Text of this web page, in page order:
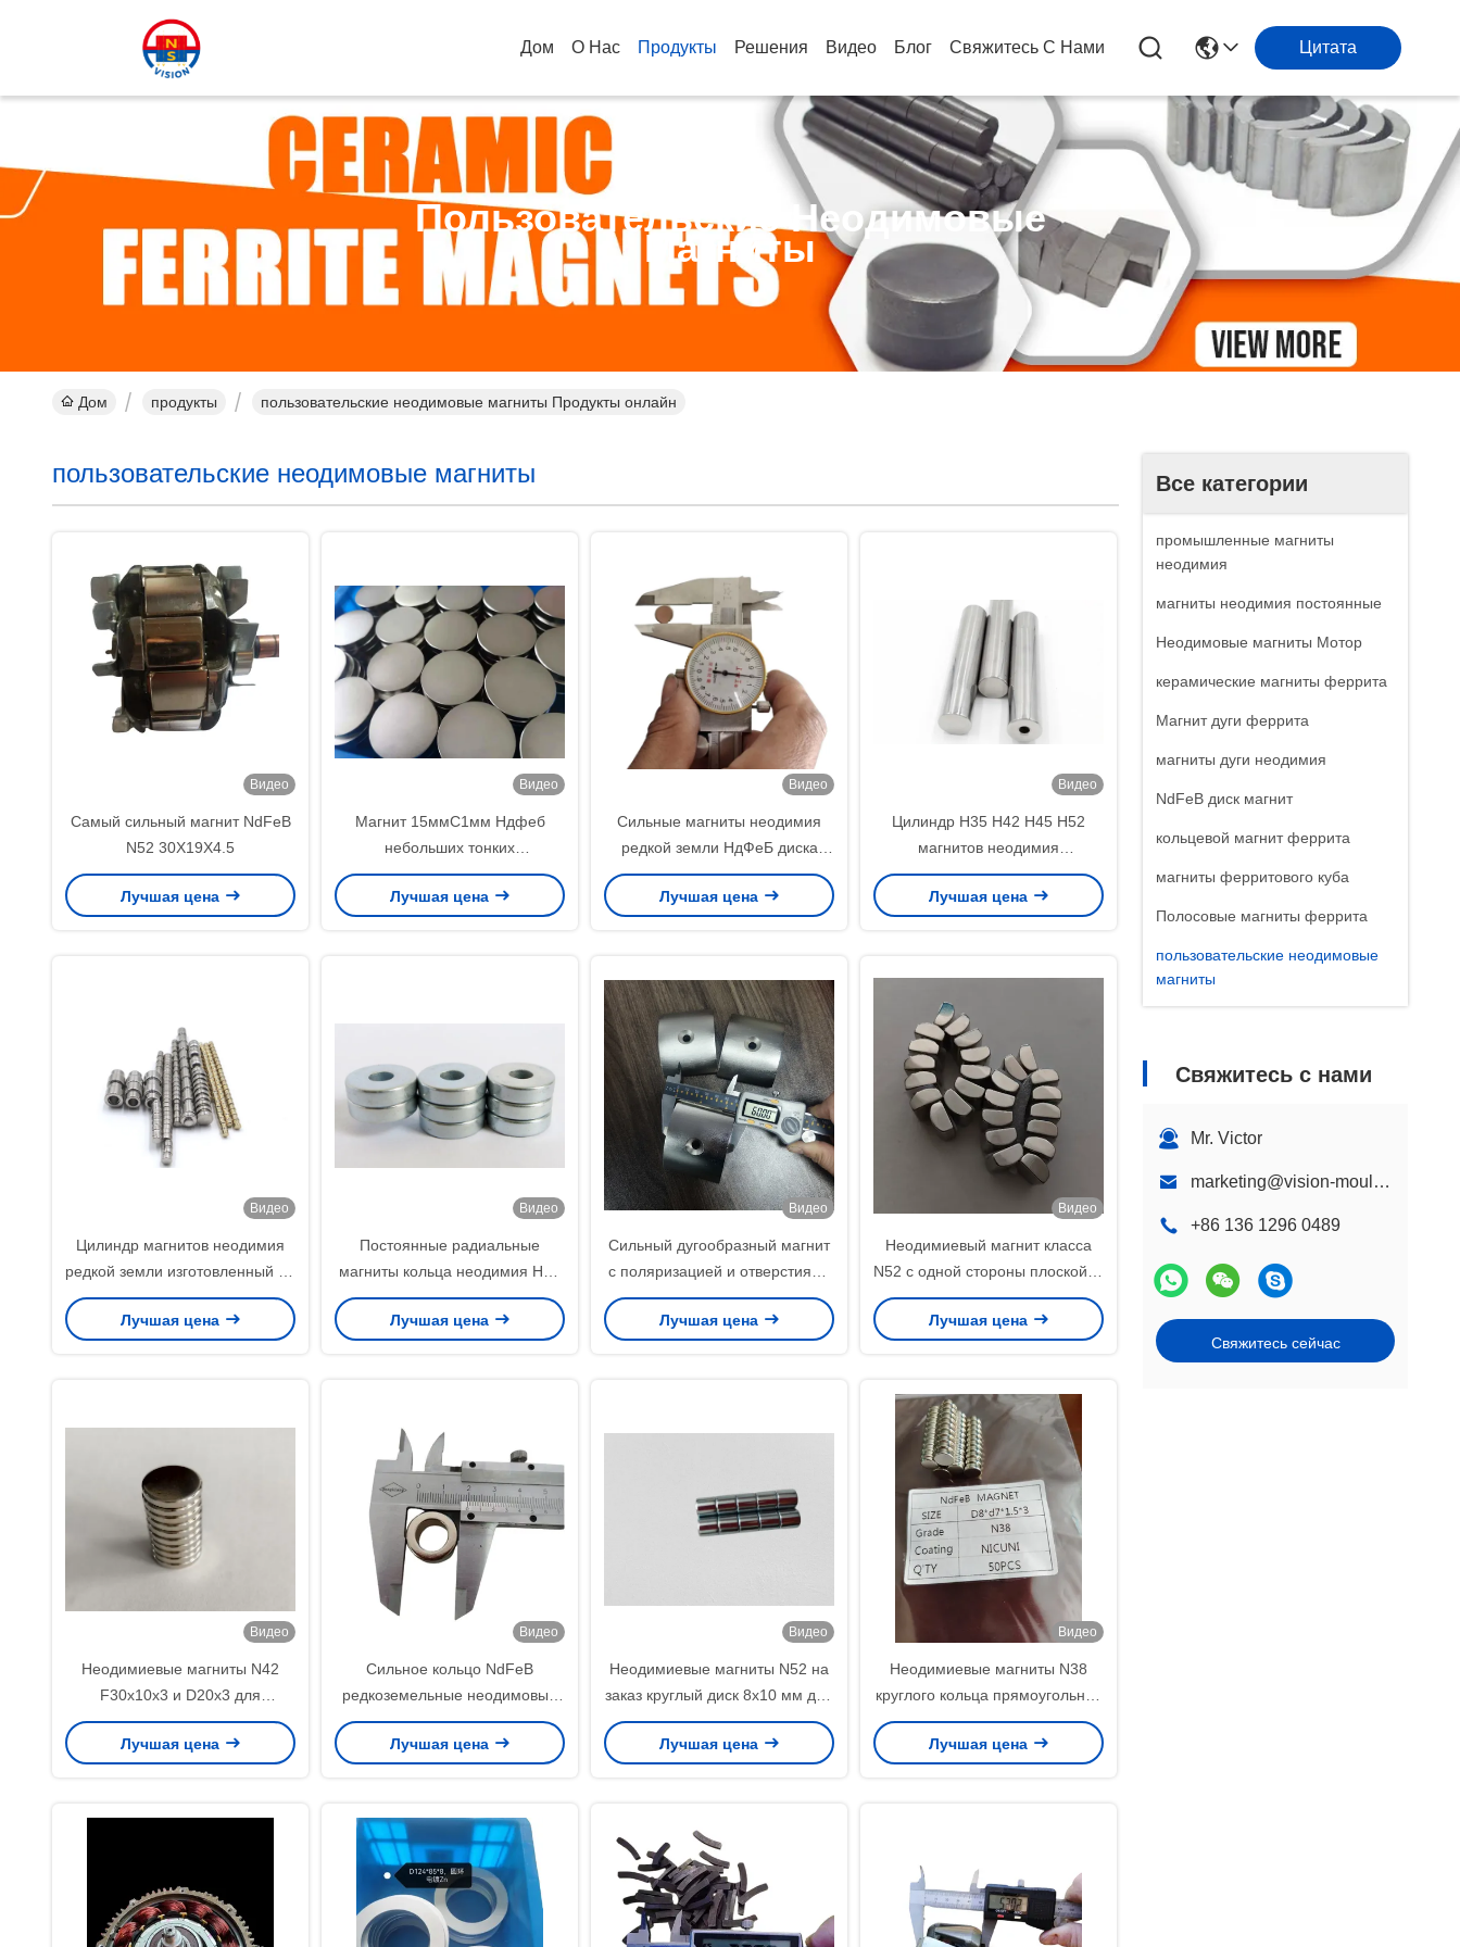
Дом О Нас Продукты Решения Видео Блог Свяжитесь С Нами Цитата
Пользовательские Неодимовые
Магниты
Дом продукты пользовательские неодимовые магниты Продукты онлайн
Все категории
промышленные магниты
неодимия
магниты неодимия постоянные
Неодимовые магниты Мотор
керамические магниты феррита
Магнит дуги феррита
магниты дуги неодимия
NdFeB диск магнит
кольцевой магнит феррита
магниты ферритового куба
Полосовые магниты феррита
пользовательские неодимовые
магниты
Свяжитесь с нами
Mr. Victor
marketing@vision-moulding.com
+86 136 1296 0489
Свяжитесь сейчас
пользовательские неодимовые магниты
Видео
Самый сильный магнит NdFeB
N52 30X19X4.5
Лучшая цена
Видео
Магнит 15ммС1мм Ндфеб
небольших тонких
изготовленных на заказ
магнитов неодимия сильный
Лучшая цена
Видео
Сильные магниты неодимия
редкой земли НдФеБ диска
сформированная таможня
10мм кс 1мм
Лучшая цена
Видео
Цилиндр Н35 Н42 Н45 Н52
магнитов неодимия
пневматического железного
бора изготовленный на заказ
Лучшая цена
Видео
Цилиндр магнитов неодимия
редкой земли изготовленный на
заказ для мобильного
телефона
Лучшая цена
Видео
Постоянные радиальные
магниты кольца неодимия Н52
для ветрогенератора/диктора
Лучшая цена
Видео
Сильный дугообразный магнит
с поляризацией и отверстиями
M6 M8 для винтов с потайной
головкой
Лучшая цена
Видео
Неодимиевый магнит класса
N52 с одной стороны плоской, с
одной стороны изогнутой
конструкцией для высокой
Лучшая цена
Видео
Неодимиевые магниты N42
F30x10x3 и D20x3 для
использования в сумочке
Лучшая цена
Видео
Сильное кольцо NdFeB
редкоземельные неодимовые
магниты D20 X d12 X 10 Для
кухонной щетки
Лучшая цена
Видео
Неодимиевые магниты N52 на
заказ круглый диск 8x10 мм для
изготовления ремонта
преобразователей
Лучшая цена
Видео
Неодимиевые магниты N38
круглого кольца прямоугольной
формы для мебели
Лучшая цена